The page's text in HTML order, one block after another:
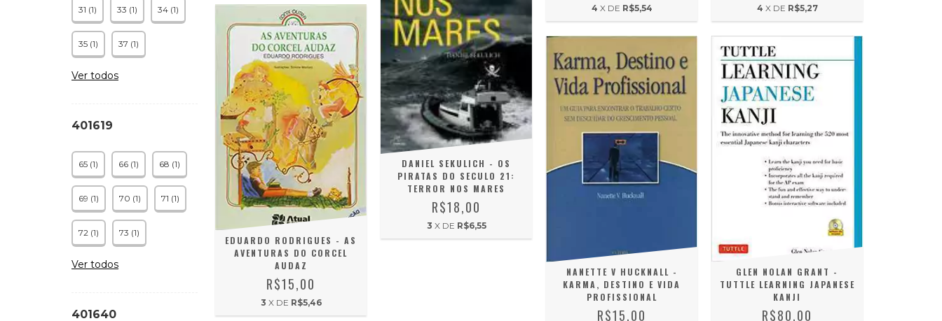
31 (1) 33 (1) 34 (1)
35 (1) 37 (1)
Ver todos
401619
65 (1) 66 (1) 68 (1)
69 (1) 70 (1) 71 (1)
72 (1) 73 (1)
Ver todos
401640
4 X DE R$5,54 4 X DE R$5,27
EDUARDO RODRIGUES - AS
AVENTURAS DO CORCEL
AUDAZ
R$15,00
3 X DE R$5,46
DANIEL SEKULICH - OS
PIRATAS DO SECULO 21:
TERROR NOS MARES
R$18,00
3 X DE R$6,55
NANETTE V HUCKNALL -
KARMA, DESTINO E VIDA
PROFISSIONAL
R$15,00
GLEN NOLAN GRANT -
TUTTLE LEARNING JAPANESE
KANJI
R$80,00